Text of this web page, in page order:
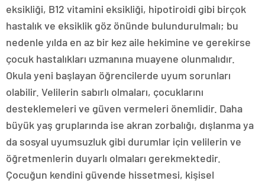
eksikliği, B12 vitamini eksikliği, hipotiroidi gibi birçok
hastalık ve eksiklik göz önünde bulundurulmalı; bu
nedenle yılda en az bir kez aile hekimine ve gerekirse
çocuk hastalıkları uzmanına muayene olunmalıdır.
Okula yeni başlayan öğrencilerde uyum sorunları
olabilir. Velilerin sabırlı olmaları, çocuklarını
desteklemeleri ve güven vermeleri önemlidir. Daha
büyük yaş gruplarında ise akran zorbalığı, dışlanma ya
da sosyal uyumsuzluk gibi durumlar için velilerin ve
öğretmenlerin duyarlı olmaları gerekmektedir.
Çocuğun kendini güvende hissetmesi, kişisel